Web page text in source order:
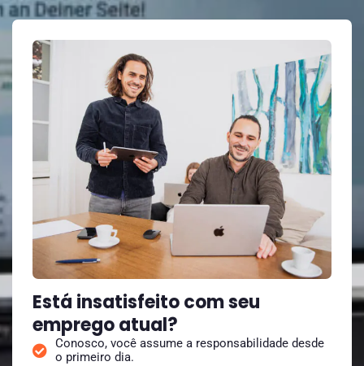
Está insatisfeito com seu
emprego atual?
Conosco, você assume a responsabilidade desde
o primeiro dia.